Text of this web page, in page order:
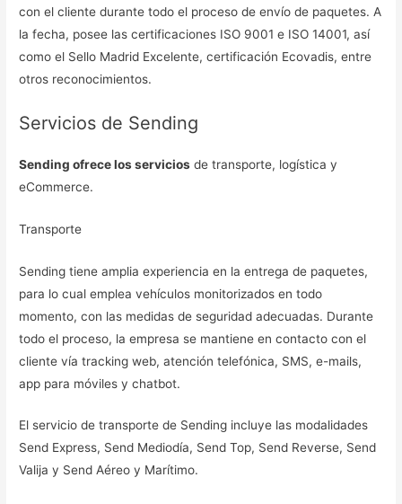
con el cliente durante todo el proceso de envío de paquetes. A
la fecha, posee las certificaciones ISO 9001 e ISO 14001, así
como el Sello Madrid Excelente, certificación Ecovadis, entre
otros reconocimientos.
Servicios de Sending
Sending ofrece los servicios de transporte, logística y
eCommerce.
Transporte
Sending tiene amplia experiencia en la entrega de paquetes,
para lo cual emplea vehículos monitorizados en todo
momento, con las medidas de seguridad adecuadas. Durante
todo el proceso, la empresa se mantiene en contacto con el
cliente vía tracking web, atención telefónica, SMS, e-mails,
app para móviles y chatbot.
El servicio de transporte de Sending incluye las modalidades
Send Express, Send Mediodía, Send Top, Send Reverse, Send
Valija y Send Aéreo y Marítimo.